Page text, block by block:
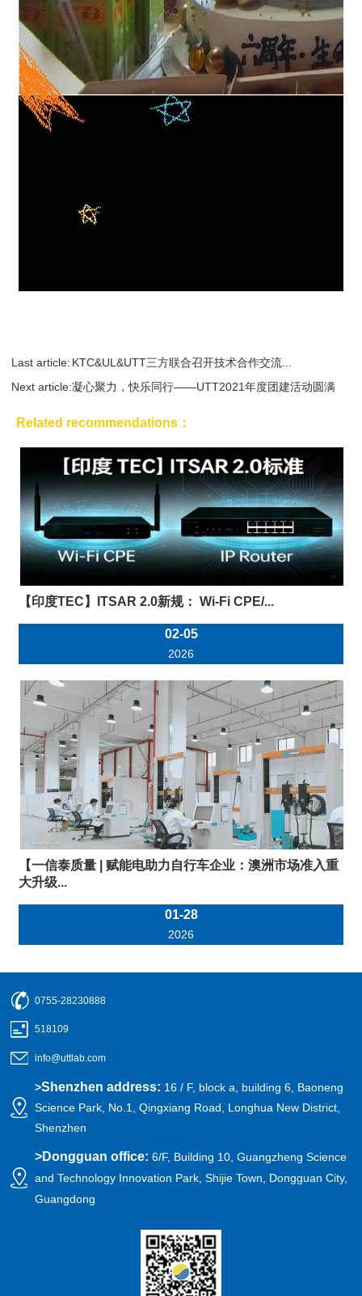
Last article: KTC&UL&UTT三方联合召开技术合作交流...
Next article:凝心聚力，快乐同行——UTT2021年度团建活动圆满
Related recommendations：
【印度TEC】ITSAR 2.0新规： Wi-Fi CPE/...
02-05
2026
【一信泰质量 | 赋能电助力自行车企业：澳洲市场准入重
大升级...
01-28
2026
0755-28230888
518109
info@uttlab.com
>Shenzhen address: 16 / F, block a, building 6, Baoneng
Science Park, No.1, Qingxiang Road, Longhua New District,
Shenzhen
>Dongguan office:6/F, Building 10, Guangzheng Science
and Technology Innovation Park, Shijie Town, Dongguan City,
Guangdong